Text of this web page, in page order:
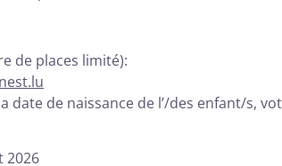
de places limité):
date de naissance de l’/des enfant/s,
2026